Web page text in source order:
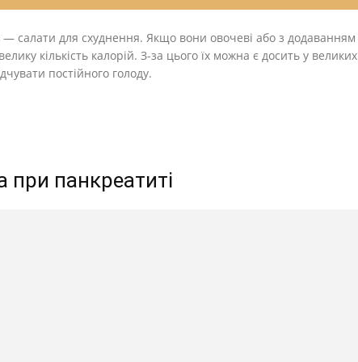
— салати для схуднення. Якщо вони овочеві або з додаванням
кількість калорій. З-за цього їх можна є досить у великих
постійного голоду.
при панкреатиті